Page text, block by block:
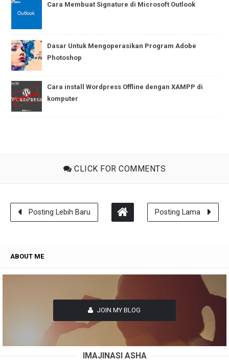
Cara Membuat Signature di Microsoft Outlook
Dasar Untuk Mengoperasikan Program Adobe
Photoshop
Cara install Wordpress Offline dengan XAMPP di
komputer
CLICK FOR COMMENTS
Posting Lebih Baru Posting Lama
ABOUT ME
JOIN MY BLOG
IMAJINASI ASHA